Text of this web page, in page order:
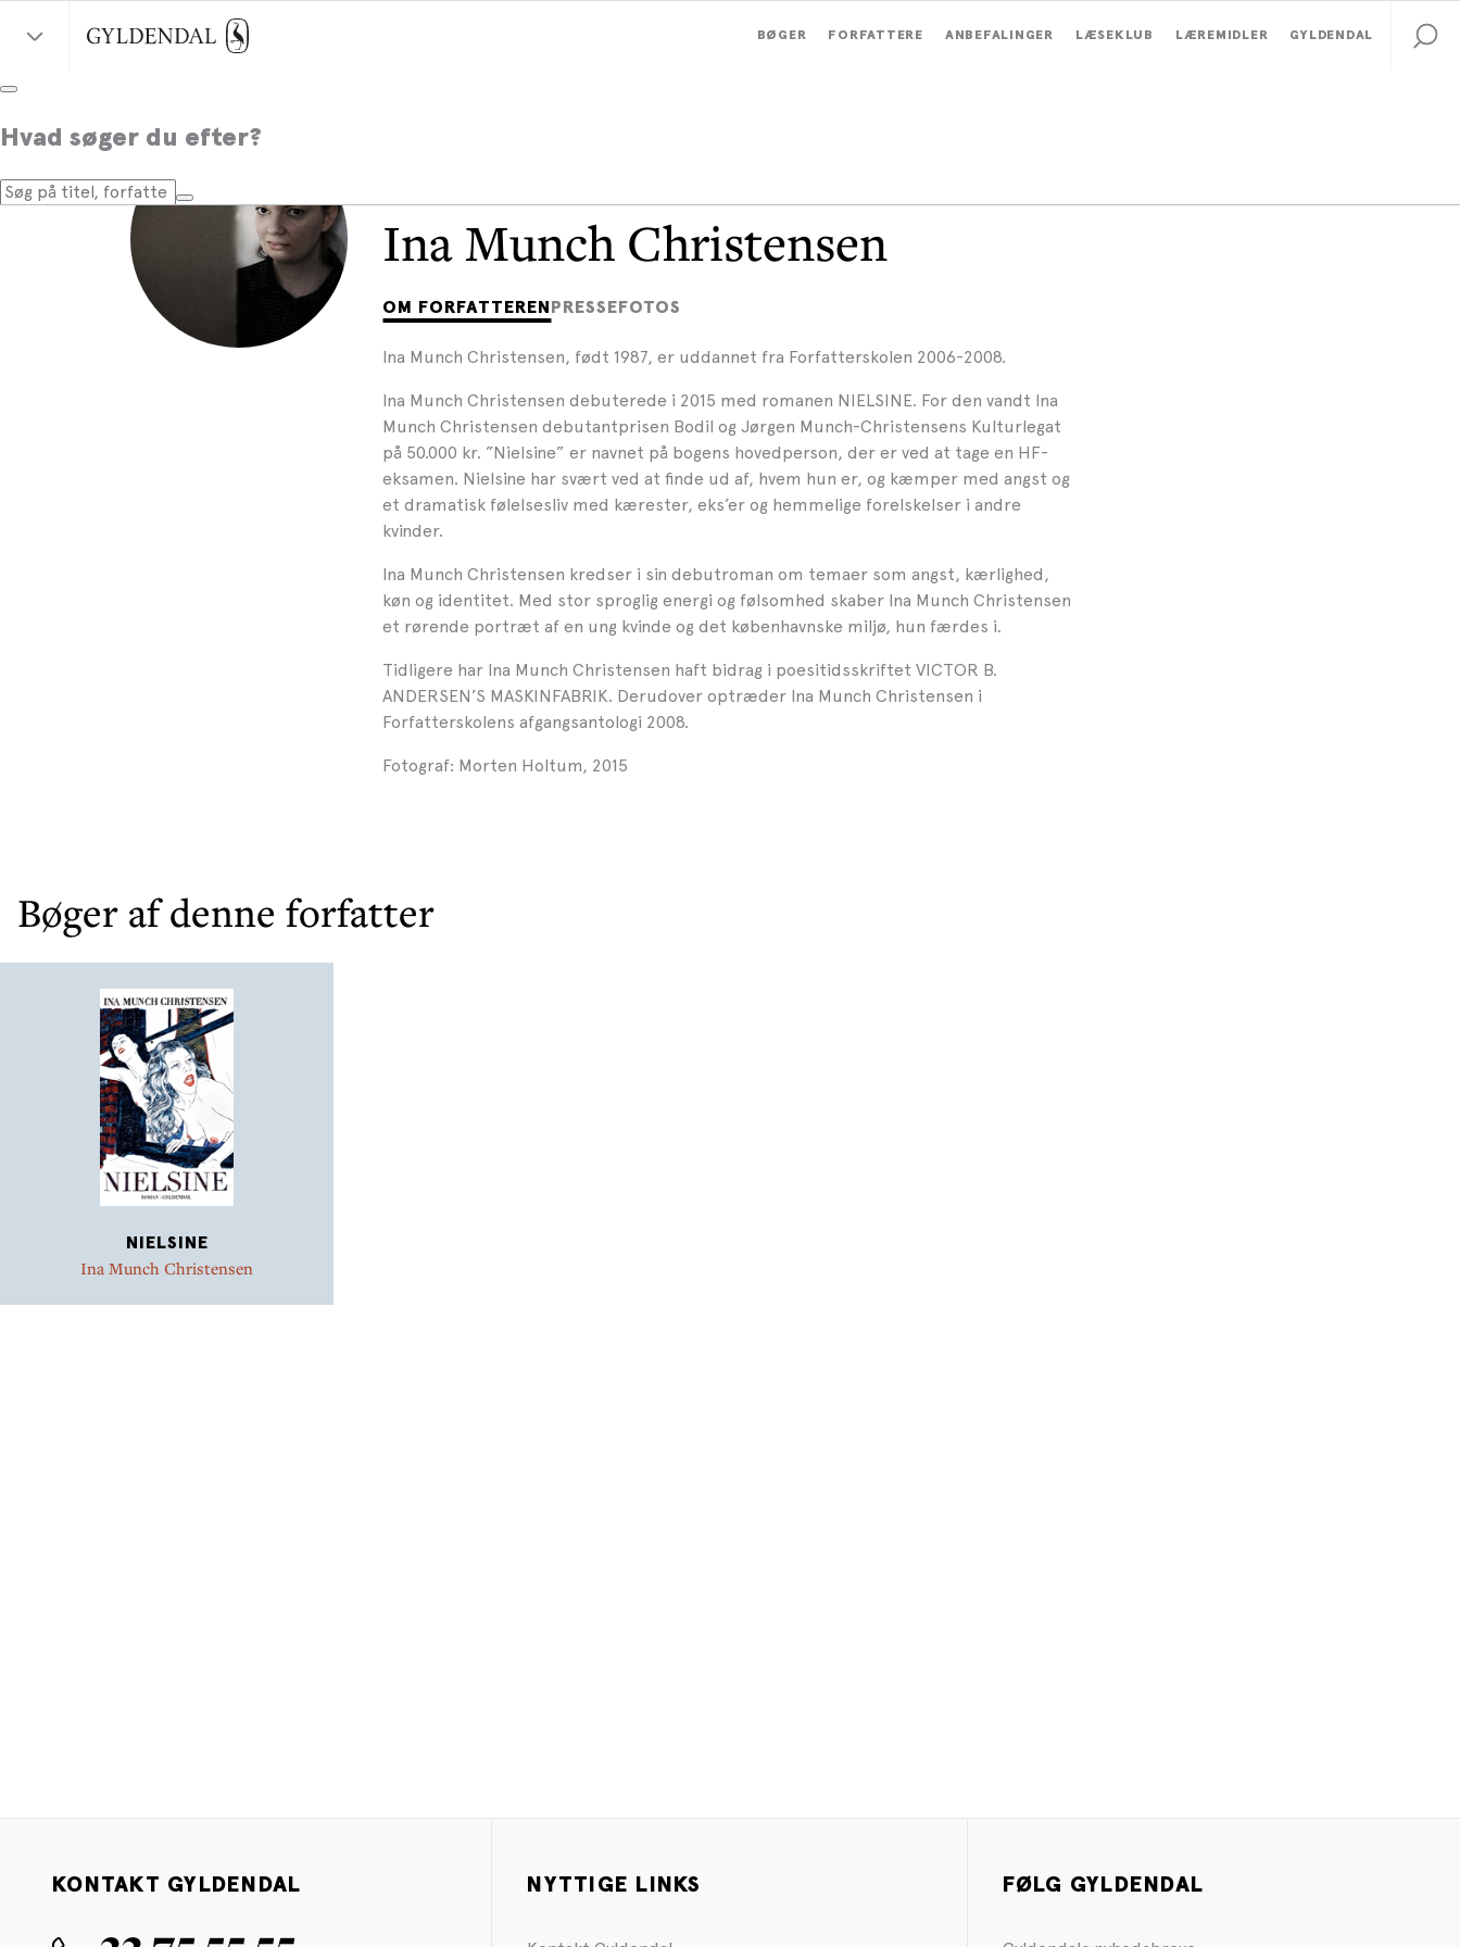
BØGER FORFATTERE ANBEFALINGER LÆSEKLUB LÆREMIDLER GYLDENDAL
Hvad søger du efter?
Ina Munch Christensen
OM FORFATTEREN PRESSEFOTOS
Ina Munch Christensen, født 1987, er uddannet fra Forfatterskolen 2006-2008.
Ina Munch Christensen debuterede i 2015 med romanen NIELSINE. For den vandt Ina
Munch Christensen debutantprisen Bodil og Jørgen Munch-Christensens Kulturlegat
på 50.000 kr. ”Nielsine” er navnet på bogens hovedperson, der er ved at tage en HF-
eksamen. Nielsine har svært ved at finde ud af, hvem hun er, og kæmper med angst og
et dramatisk følelsesliv med kærester, eks’er og hemmelige forelskelser i andre
kvinder.
Ina Munch Christensen kredser i sin debutroman om temaer som angst, kærlighed,
køn og identitet. Med stor sproglig energi og følsomhed skaber Ina Munch Christensen
et rørende portræt af en ung kvinde og det københavnske miljø, hun færdes i.
Tidligere har Ina Munch Christensen haft bidrag i poesitidsskriftet VICTOR B.
ANDERSEN’S MASKINFABRIK. Derudover optræder Ina Munch Christensen i
Forfatterskolens afgangsantologi 2008.
Fotograf: Morten Holtum, 2015
Bøger af denne forfatter
NIELSINE
Ina Munch Christensen
KONTAKT GYLDENDAL NYTTIGE LINKS FØLG GYLDENDAL